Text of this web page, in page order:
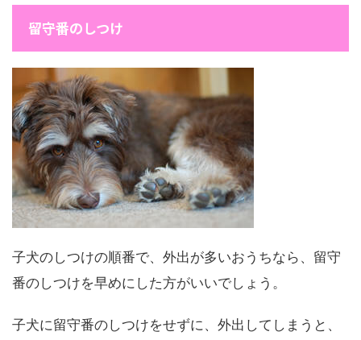
留守番のしつけ
子犬のしつけの順番で、外出が多いおうちなら、留守
番のしつけを早めにした方がいいでしょう。
子犬に留守番のしつけをせずに、外出してしまうと、